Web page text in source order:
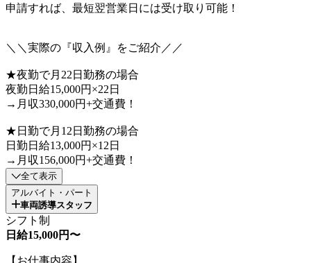
申請すれば、最短翌営業日には受け取り可能！
＼＼実際の『収入例』をご紹介／／
★夜勤で月22日勤務の場合
夜勤日給15,000円×22日
→月収330,000円+交通費！
★日勤で月12日勤務の場合
日勤日給13,000円×12日
→月収156,000円+交通費！
全て表示
アルバイト・パート
車両誘導スタッフ
シフト制
日給15,000円〜
【お仕事内容】